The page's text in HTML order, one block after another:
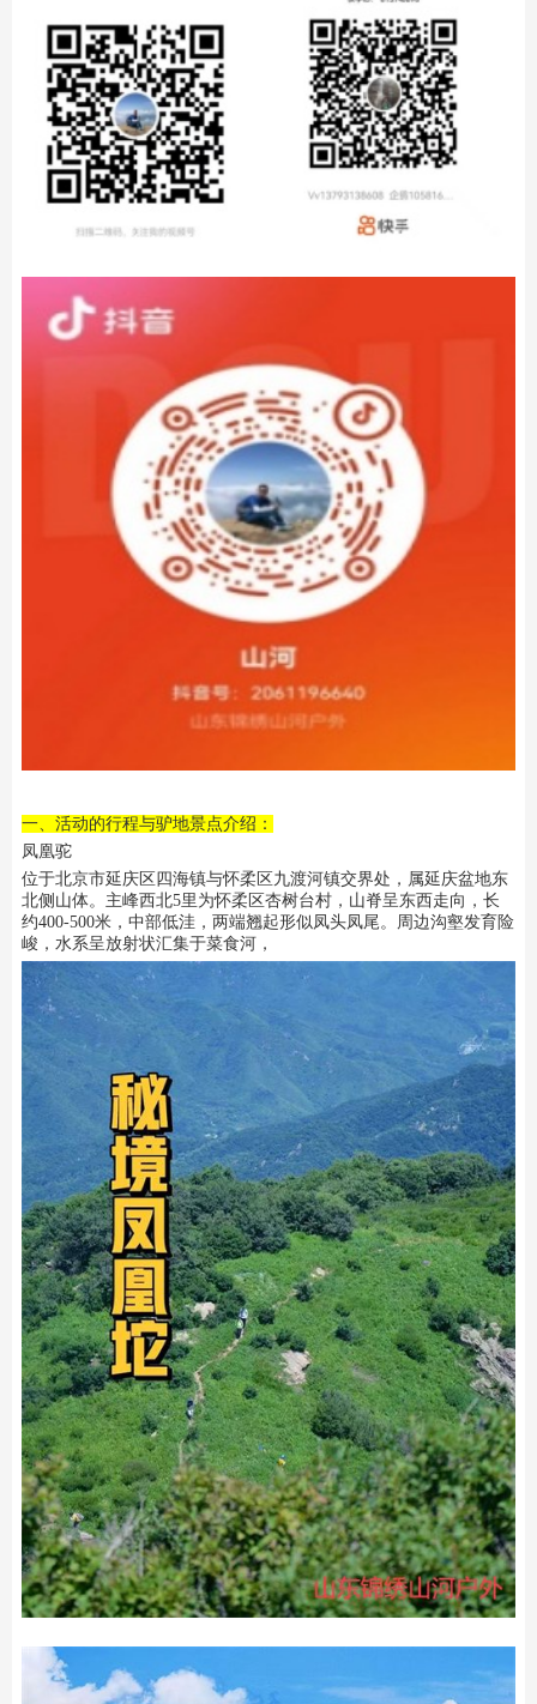
一、活动的行程与驴地景点介绍：
凤凰驼
位于北京市延庆区四海镇与怀柔区九渡河镇交界处，属延庆盆地东
北侧山体。主峰西北5里为怀柔区杏树台村，山脊呈东西走向，长
约400-500米，中部低洼，两端翘起形似凤头凤尾。周边沟壑发育险
峻，水系呈放射状汇集于菜食河，